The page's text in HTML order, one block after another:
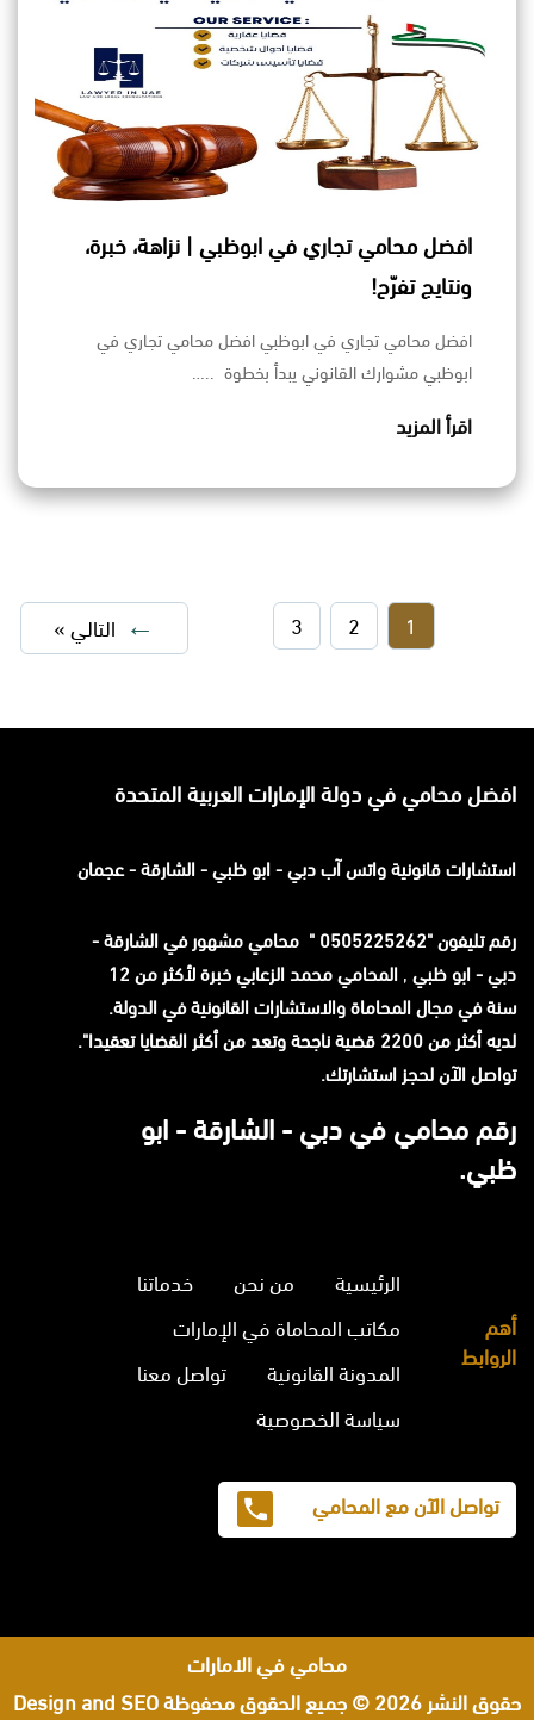
افضل محامي تجاري في ابوظبي | نزاهة، خبرة،
ونتايج تفرّح!
افضل محامي تجاري في ابوظبي افضل محامي تجاري في
ابوظبي مشوارك القانوني يبدأ بخطوة ..…
اقرأ المزيد
1
2
3 التالي »
افضل محامي في دولة الإمارات العربية المتحدة
استشارات قانونيةواتس آبدبي - ابو ظبي - الشارقة - عجمان
رقم تليفون "0505225262 " محامي مشهور في الشارقة -
دبي - ابو ظبي ,
المحامي محمد الزعابي خبرة لأكثر من 12
سنة في مجال المحاماة والاستشارات القانونية في الدولة.
لديه أكثر من 2200 قضية ناجحة وتعد من أكثر القضايا تعقيدا".
تواصل الآن لحجز استشارتك.
رقم محامي في دبي - الشارقة - ابو
ظبي.
أهم
الروابط
الرئيسية من نحن
خدماتنا
مكاتب المحاماة في الإمارات
المدونة القانونية
تواصل معنا
سياسة الخصوصية
تواصل الآن مع المحامي
محامي في الامارات
حقوق النشر 2026 © جميع الحقوق محفوظة
Design and SEO